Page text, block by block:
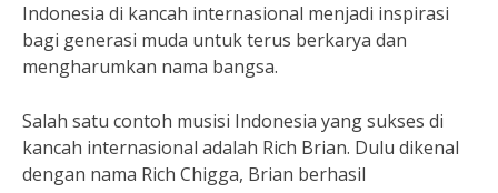
Indonesia di kancah internasional menjadi inspirasi
bagi generasi muda untuk terus berkarya dan
mengharumkan nama bangsa.
Salah satu contoh musisi Indonesia yang sukses di
kancah internasional adalah Rich Brian. Dulu dikenal
dengan nama Rich Chigga, Brian berhasil